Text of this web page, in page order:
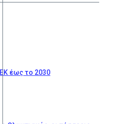
έως το 2030